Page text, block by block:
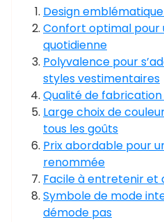
Design
Confort optimal pour
quotidienne
Polyvalence pour
styles vestimentaires
Qualité de
Large choix de
tous les goûts
Prix abordable pour
renommée
Facile à entretenir et
Symbole de mode
démode pas